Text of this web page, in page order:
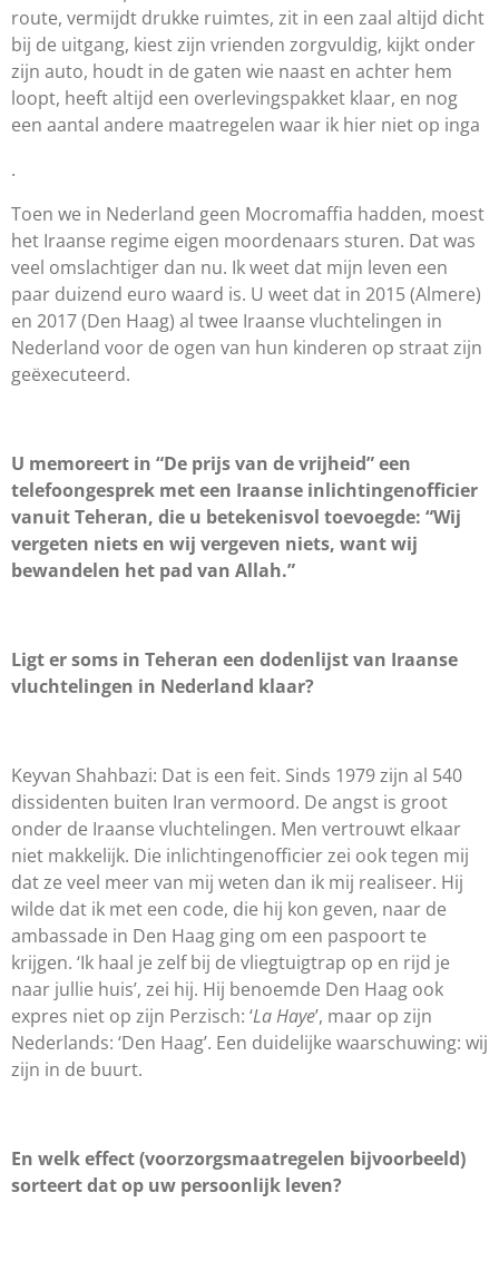
route, vermijdt drukke ruimtes, zit in een zaal altijd dicht
bij de uitgang, kiest zijn vrienden zorgvuldig, kijkt onder
zijn auto, houdt in de gaten wie naast en achter hem
loopt, heeft altijd een overlevingspakket klaar, en nog
een aantal andere maatregelen waar ik hier niet op inga
.
Toen we in Nederland geen Mocromaffia hadden, moest
het Iraanse regime eigen moordenaars sturen. Dat was
veel omslachtiger dan nu. Ik weet dat mijn leven een
paar duizend euro waard is. U weet dat in 2015 (Almere)
en 2017 (Den Haag) al twee Iraanse vluchtelingen in
Nederland voor de ogen van hun kinderen op straat zijn
geëxecuteerd.
U memoreert in “De prijs van de vrijheid” een
telefoongesprek met een Iraanse inlichtingenofficier
vanuit Teheran, die u betekenisvol toevoegde: “Wij
vergeten niets en wij vergeven niets, want wij
bewandelen het pad van Allah.”
Ligt er soms in Teheran een dodenlijst van Iraanse
vluchtelingen in Nederland klaar?
Keyvan Shahbazi: Dat is een feit. Sinds 1979 zijn al 540
dissidenten buiten Iran vermoord. De angst is groot
onder de Iraanse vluchtelingen. Men vertrouwt elkaar
niet makkelijk. Die inlichtingenofficier zei ook tegen mij
dat ze veel meer van mij weten dan ik mij realiseer. Hij
wilde dat ik met een code, die hij kon geven, naar de
ambassade in Den Haag ging om een paspoort te
krijgen. ‘Ik haal je zelf bij de vliegtuigtrap op en rijd je
naar jullie huis’, zei hij. Hij benoemde Den Haag ook
expres niet op zijn Perzisch: ‘La Haye’, maar op zijn
Nederlands: ‘Den Haag’. Een duidelijke waarschuwing: wij
zijn in de buurt.
En welk effect (voorzorgsmaatregelen bijvoorbeeld)
sorteert dat op uw persoonlijk leven?